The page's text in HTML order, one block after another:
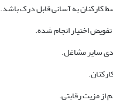
کارکنان به آسانی قابل درک باشد.
تفویض اختیار انجام شده.
سایر مشاغل.
از مزیت رقابتی.